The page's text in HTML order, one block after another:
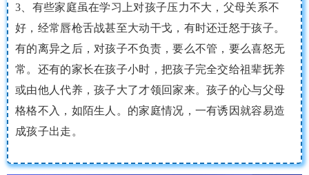
3、有些家庭虽在学习上对孩子压力不大，父母关系不
好，经常唇枪舌战甚至大动干戈，有时还迁怒于孩子。
有的离异之后，对孩子不负责，要么不管，要么喜怒无
常。还有的家长在孩子小时，把孩子完全交给祖辈抚养
或由他人代养，孩子大了才领回家来。孩子的心与父母
格格不入，如陌生人。的家庭情况，一有诱因就容易造
成孩子出走。